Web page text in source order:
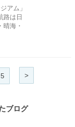
アム」
路は日
海・
5 >
ブログ